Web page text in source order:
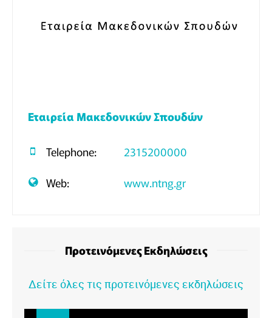
Εταιρεία Μακεδονικών Σπουδών
Telephone:
2315200000
Web:
www.ntng.gr
Προτεινόμενες Εκδηλώσεις
Δείτε όλες τις προτεινόμενες εκδηλώσεις